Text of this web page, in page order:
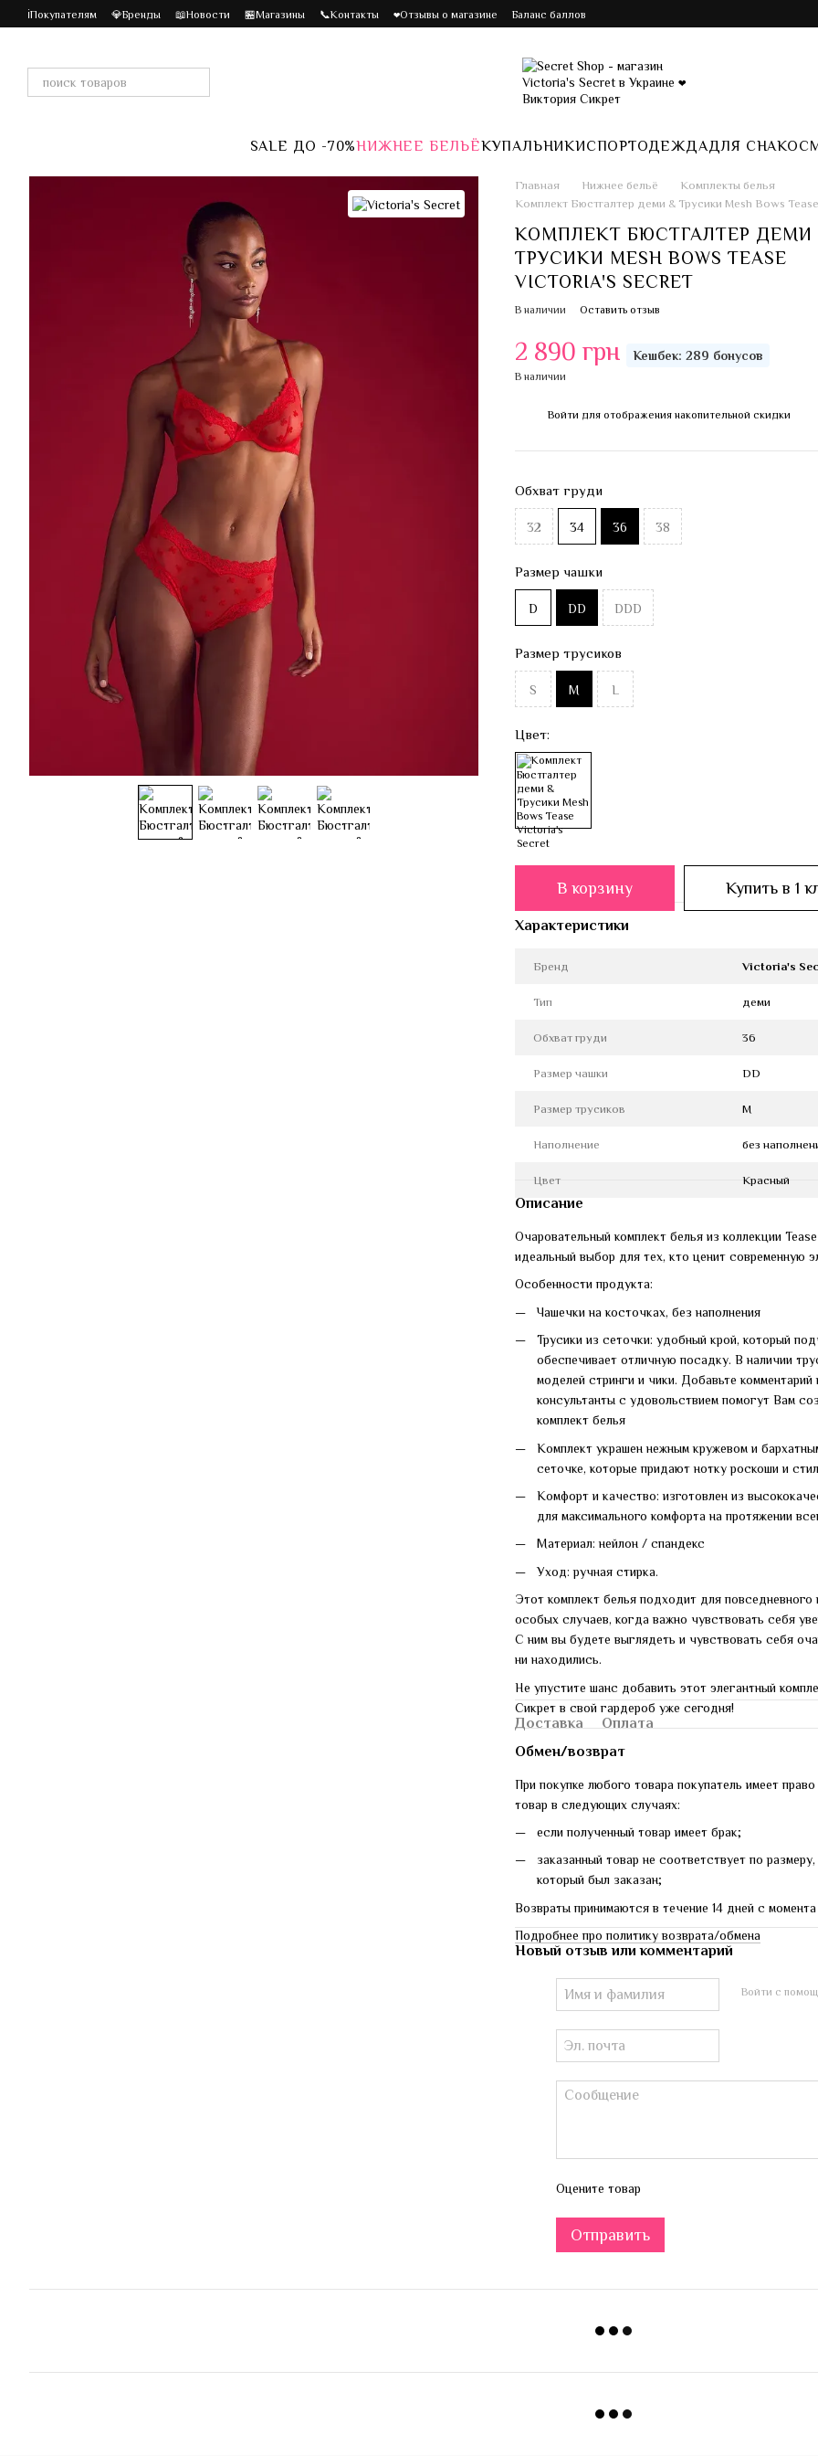
Перейти к основному контенту
ℹ️Покупателям 💎Бренды 📖Новости 🏪Магазины 📞Контакты ❤️Отзывы о магазине Баланс баллов
SALE ДО -70%НИЖНЕЕ БЕЛЬЁКУПАЛЬНИКИСПОРТОДЕЖДАДЛЯ СНА
Главная Нижнее бельё
Комплекты белья
Комплект Бюстгалтер деми & Трусики Mesh Bows Tease
КОМПЛЕКТ БЮСТГАЛТЕР ДЕМИ
ТРУСИКИ MESH BOWS TEASE
VICTORIA'S SECRET
В наличии Оставить отзыв
2 890 грн Кешбек: 289 бонусов
В наличии
Войти для отображения накопительной скидки
Обхват груди
32 34 36 38
Размер чашки
D DD DDD
Размер трусиков
S M L
Цвет:
В корзину Купить в 1
Характеристики
Бренд Victoria's
Тип деми
Обхват груди 36
Размер чашки DD
Размер трусиков M
Наполнение без
Цвет Красный
Описание
Очаровательный комплект белья из коллекции
идеальный выбор для тех, кто ценит современную
Особенности продукта:
Чашечки на косточках, без наполнения
Трусики из сеточки: удобный крой, который
обеспечивает отличную посадку. В наличии
моделей стринги и чики. Добавьте комментарий
консультанты с удовольствием помогут Вам
комплект белья
Комплект украшен нежным кружевом и
сеточке, которые придают нотку роскоши и
Комфорт и качество: изготовлен из
для максимального комфорта на протяжении
Материал: нейлон / спандекс
Уход: ручная стирка.
Этот комплект белья подходит для повседневного
особых случаев, когда важно чувствовать себя
С ним вы будете выглядеть и чувствовать себя
ни находились.
Не упустите шанс добавить этот элегантный
Сикрет в свой гардероб уже сегодня!
Доставка
Оплата
Обмен/возврат
При покупке любого товара покупатель имеет
товар в следующих случаях:
если полученный товар имеет брак;
заказанный товар не соответствует по
который был заказан;
Возвраты принимаются в течение 14 дней с момента
Подробнее про политику возврата/обмена
Новый отзыв или комментарий
Войти с
Оцените товар
Отправить